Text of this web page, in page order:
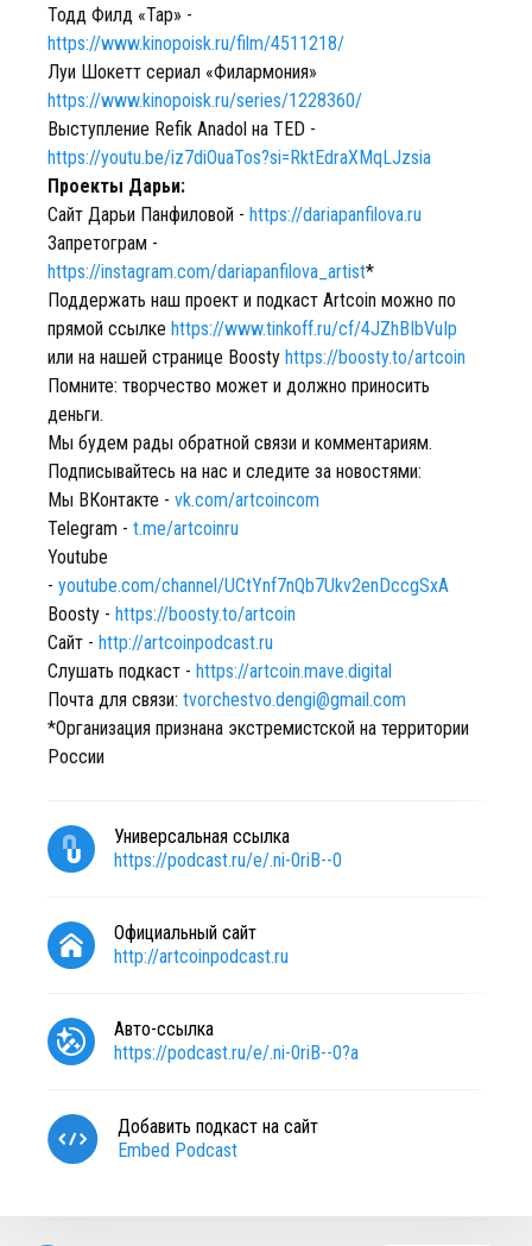
Тодд Филд «Тар» -
https://www.kinopoisk.ru/film/4511218/
Луи Шокетт сериал «Филармония»
https://www.kinopoisk.ru/series/1228360/
Выступление Refik Anadol на TED -
https://youtu.be/iz7diOuaTos?si=RktEdraXMqLJzsia
Проекты Дарьи:
Сайт Дарьи Панфиловой - https://dariapanfilova.ru
Запретограм -
https://instagram.com/dariapanfilova_artist*
Поддержать наш проект и подкаст Artcoin можно по
прямой ссылке https://www.tinkoff.ru/cf/4JZhBIbVuIp
или на нашей странице Boosty https://boosty.to/artcoin
Помните: творчество может и должно приносить
деньги.
Мы будем рады обратной связи и комментариям.
Подписывайтесь на нас и следите за новостями:
Мы ВКонтакте - vk.com/artcoincom
Telegram - t.me/artcoinru
Youtube
- youtube.com/channel/UCtYnf7nQb7Ukv2enDccgSxA
Boosty - https://boosty.to/artcoin
Сайт - http://artcoinpodcast.ru
Слушать подкаст - https://artcoin.mave.digital
Почта для связи: tvorchestvo.dengi@gmail.com
*Организация признана экстремистской на территории
России
Универсальная ссылка
https://podcast.ru/e/.ni-0riB--0
Официальный сайт
http://artcoinpodcast.ru
Авто-ссылка
https://podcast.ru/e/.ni-0riB--0?a
Добавить подкаст на сайт
Embed Podcast